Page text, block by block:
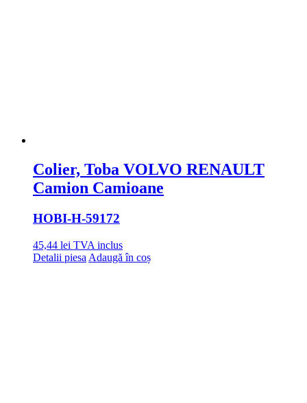
Colier, Toba VOLVO RENAULT
Camion Camioane
HOBI-H-59172
45,44 lei TVA inclus
Detalii piesa Adaugă în coș